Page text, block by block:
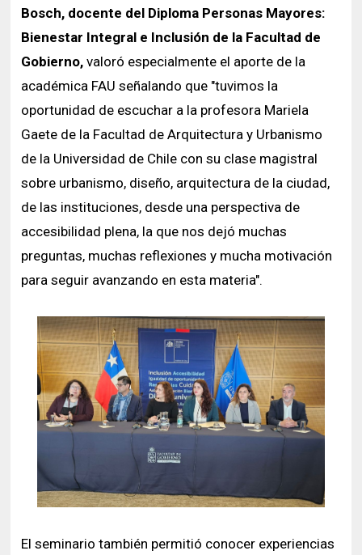
Bosch, docente del Diploma Personas Mayores:
Bienestar Integral e Inclusión de la Facultad de
Gobierno,valoró especialmente el aporte de la
académica FAU señalando que "tuvimos la
oportunidad de escuchar a la profesora Mariela
Gaete de la Facultad de Arquitectura y Urbanismo
de la Universidad de Chile con su clase magistral
sobre urbanismo, diseño, arquitectura de la ciudad,
de las instituciones, desde una perspectiva de
accesibilidad plena, la que nos dejó muchas
preguntas, muchas reflexiones y mucha motivación
para seguir avanzando en esta materia".
El seminario también permitió conocer experiencias